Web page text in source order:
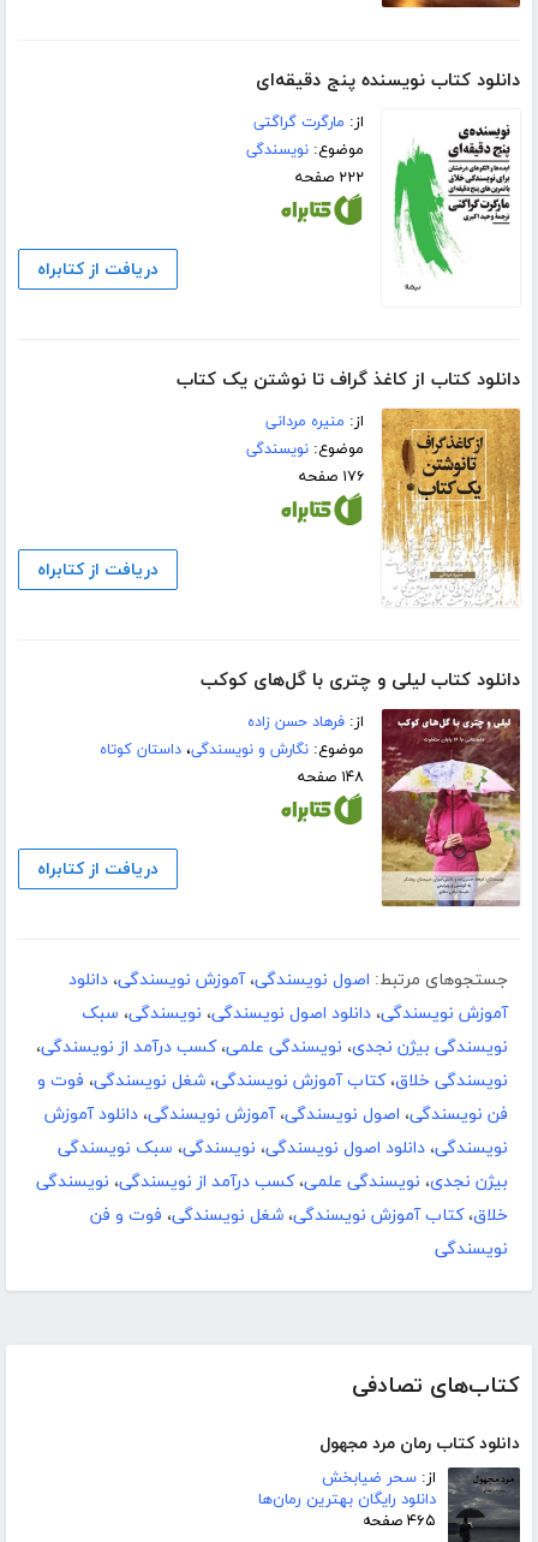
کتاب‌های تصادفی
دانلود کتاب رمان مرد مجهول
از: سحر ضیابخش
دانلود رایگان بهترین رمان‌ها
۴۶۵ صفحه
دانلود کتاب نویسنده پنج دقیقه‌ای
از: مارگرت گراگتی
موضوع:نویسندگی
۲۲۲ صفحه
دریافت از کتابراه
دانلود کتاب از کاغذ گراف تا نوشتن یک کتاب
از: منیره مردانی
موضوع:نویسندگی
۱۷۶ صفحه
دریافت از کتابراه
دانلود کتاب لیلی و چتری با گل‌های کوکب
از:فرهاد حسن زاده
موضوع:نگارش و نویسندگی،داستان کوتاه
۱۴۸ صفحه
دریافت از کتابراه
جستجوهای مرتبط: اصول نویسندگی،آموزش نویسندگی، دانلود
آموزش نویسندگی، دانلود اصول نویسندگی، نویسندگی، سبک
نویسندگی بیژن نجدی، نویسندگی علمی،کسب درآمد از نویسندگی،
نویسندگی خلاق،کتاب آموزش نویسندگی، شغل نویسندگی، فوت و
فن نویسندگی، اصول نویسندگی،آموزش نویسندگی، دانلود آموزش
نویسندگی، دانلود اصول نویسندگی، نویسندگی، سبک نویسندگی
بیژن نجدی، نویسندگی علمی،کسب درآمد از نویسندگی، نویسندگی
خلاق،کتاب آموزش نویسندگی، شغل نویسندگی، فوت و فن
نویسندگی